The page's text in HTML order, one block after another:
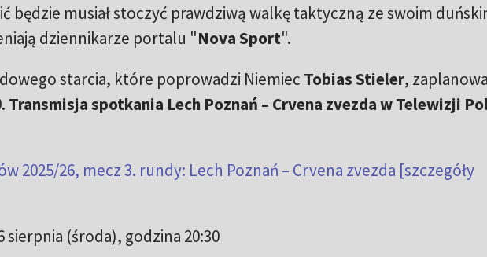
będzie musiał stoczyć prawdziwą walkę taktyczną ze swoim
dziennikarze portalu "Nova Sport".
starcia, które poprowadzi Niemiec Tobias Stieler,
Transmisja spotkania Lech Poznań – Crvena zvezda w Telewizji
2025/26, mecz 3. rundy: Lech Poznań – Crvena zvezda [szczegóły
sierpnia (środa), godzina 20:30